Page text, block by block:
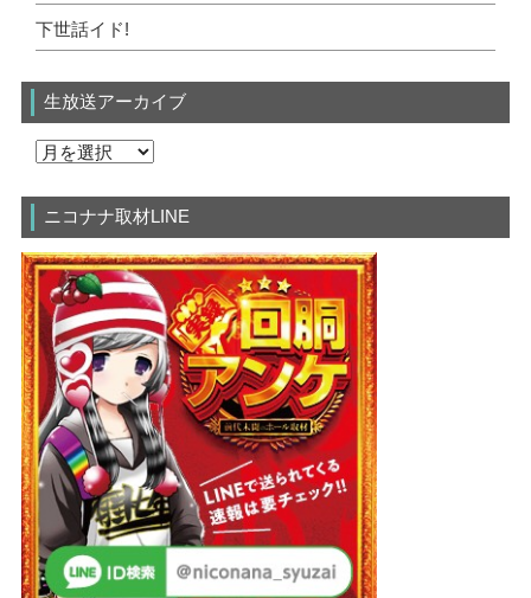
下世話イド!
生放送アーカイブ
ニコナナ取材LINE